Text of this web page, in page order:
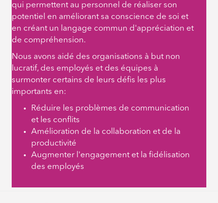
qui permettent au personnel de réaliser son
potentiel en améliorant sa conscience de soi et
en créant un langage commun d'appréciation et
de compréhension.
Nous avons aidé des organisations à but non
lucratif, des employés et des équipes à
surmonter certains de leurs défis les plus
importants en:
Réduire les problèmes de communication
et les conflits
Amélioration de la collaboration et de la
productivité
Augmenter l'engagement et la fidélisation
des employés